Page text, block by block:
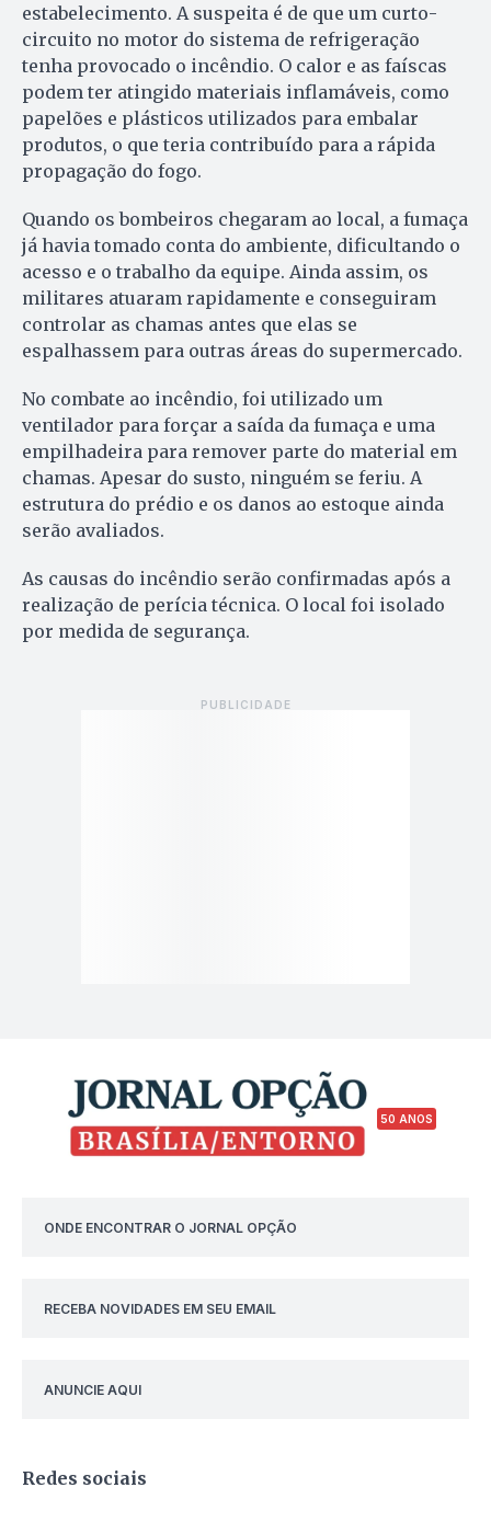
estabelecimento. A suspeita é de que um curto-
circuito no motor do sistema de refrigeração
tenha provocado o incêndio. O calor e as faíscas
podem ter atingido materiais inflamáveis, como
papelões e plásticos utilizados para embalar
produtos, o que teria contribuído para a rápida
propagação do fogo.
Quando os bombeiros chegaram ao local, a fumaça
já havia tomado conta do ambiente, dificultando o
acesso e o trabalho da equipe. Ainda assim, os
militares atuaram rapidamente e conseguiram
controlar as chamas antes que elas se
espalhassem para outras áreas do supermercado.
No combate ao incêndio, foi utilizado um
ventilador para forçar a saída da fumaça e uma
empilhadeira para remover parte do material em
chamas. Apesar do susto, ninguém se feriu. A
estrutura do prédio e os danos ao estoque ainda
serão avaliados.
As causas do incêndio serão confirmadas após a
realização de perícia técnica. O local foi isolado
por medida de segurança.
50 ANOS
ONDE ENCONTRAR O JORNAL OPÇÃO
RECEBA NOVIDADES EM SEU EMAIL
ANUNCIE AQUI
Redes sociais